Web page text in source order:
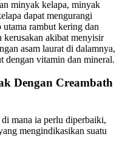
minyak kelapa, minyak
dapat mengurangi
rambut kering dan
akibat menyisir
asam laurat di dalamnya,
dengan vitamin dan mineral.
Dengan Creambath
mana ia perlu diperbaiki,
mengindikasikan suatu